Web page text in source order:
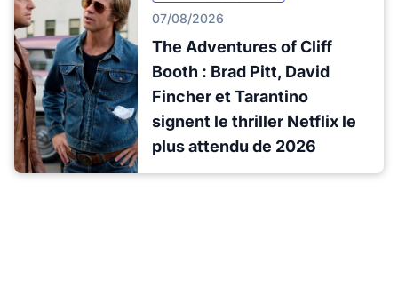
07/08/2026
The Adventures of Cliff
Booth : Brad Pitt, David
Fincher et Tarantino
signent le thriller Netflix le
plus attendu de 2026